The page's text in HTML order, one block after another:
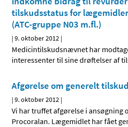
tilskudsstatus for
(ATC-gruppe N03 m.fl.)
|9. oktober 2012 |
Medicintilskudsnævnet har
interessenter til sine drøftelser af
Afgørelse om generelt
|9. oktober 2012 |
Vi har truffet afgørelse i ansøgning
Procoralan. Lægemidlet har fået